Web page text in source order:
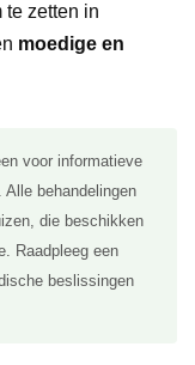
te zetten in
moedige en
voor informatieve
behandelingen
die beschikken
Raadpleeg een
beslissingen